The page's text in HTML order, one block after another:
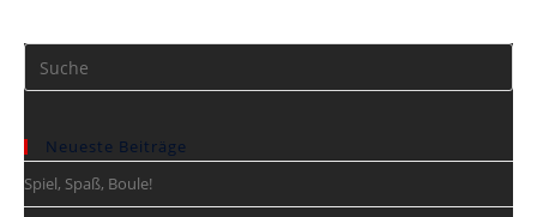
Neueste Beiträge
Spiel, Spaß, Boule!